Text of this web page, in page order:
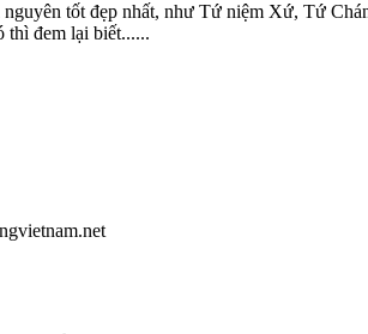
tốt đẹp nhất, như Tứ niệm Xứ, Tứ
thì đem lại biết......